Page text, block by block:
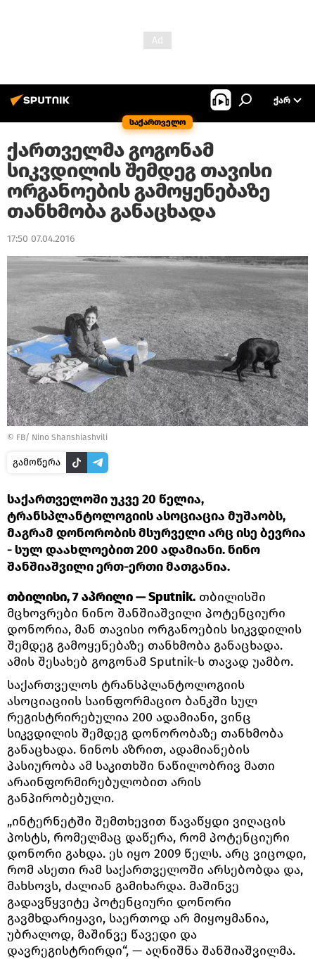
საქართველო
ᲥᲐᲠ
ქართველმა გოგონამ
სიკვდილის შემდეგ თავისი
ორგანოების გამოყენებაზე
თანხმობა განაცხადა
17:50 07.04.2016
© FB/ Nino Shanshiashvili
გამოწერა
საქართველოში უკვე 20 წელია,
ტრანსპლანტოლოგიის ასოციაცია მუშაობს,
მაგრამ დონორობის მსურველი არც ისე ბევრია
- სულ დაახლოებით 200 ადამიანი. ნინო
შანშიაშვილი ერთ-ერთი მათგანია.
თბილისი, 7 აპრილი — Sputnik. თბილისში
მცხოვრები ნინო შანშიაშვილი პოტენციური
დონორია, მან თავისი ორგანოების სიკვდილის
შემდეგ გამოყენებაზე თანხმობა განაცხადა.
ამის შესახებ გოგონამ Sputnik-ს თავად უამბო.
საქართველოს ტრანსპლანტოლოგიის
ასოციაციის საინფორმაციო ბანკში სულ
რეგისტრირებულია 200 ადამიანი, ვინც
სიკვდილის შემდეგ დონორობაზე თანხმობა
განაცხადა. ნინოს აზრით, ადამიანების
პასიურობა ამ საკითხში ნაწილობრივ მათი
არაინფორმირებულობით არის
განპირობებული.
„ინტერნეტში შემთხევით წავაწყდი ვიღაცის
პოსტს, რომელმაც დაწერა, რომ პოტენციური
დონორი გახდა. ეს იყო 2009 წელს. არც ვიცოდი,
რომ ასეთი რამ საქართველოში არსებობდა და,
მახსოვს, ძალიან გამიხარდა. მაშინვე
გადავწყვიტე პოტენციური დონორი
გავმხდარიყავი, საერთოდ არ მიყოყმანია,
უბრალოდ, მაშინვე წავედი და
დავრეგისტრირდი“, — აღნიშნა შანშიაშვილმა.